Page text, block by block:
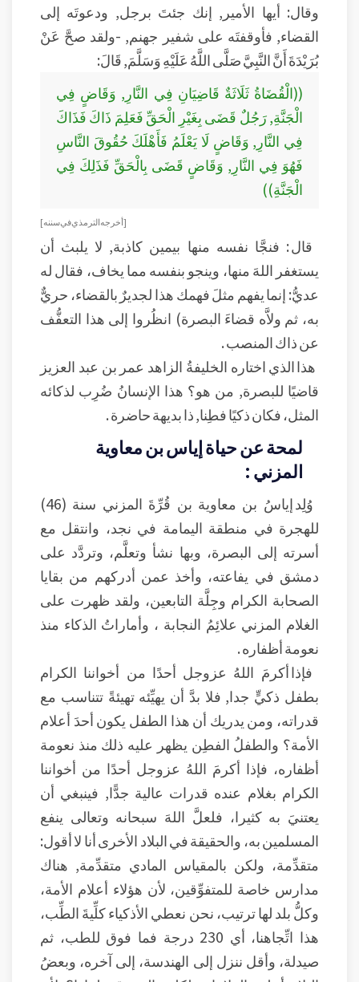
وقال: أيها الأمير, إنك جئتَ برجل, ودعوتَه إلى
القضاء, فأوقفتَه على شفير جهنم, -ولقد صحَّ عَنْ
بُرَيْدَةَ أَنَّ النَّبِيَّ صَلَّى اللَّهُ عَلَيْهِ وَسَلَّمَ, قَالَ:
((الْقُضَاةُ ثَلَاثَةٌ قَاضِيَانِ فِي النَّارِ, وَقَاضٍ فِي
الْجَنَّةِ, رَجُلٌ قَضَى بِغَيْرِ الْحَقِّ فَعَلِمَ ذَاكَ فَذَاكَ
فِي النَّارِ, وَقَاضٍ لَا يَعْلَمُ فَأَهْلَكَ حُقُوقَ النَّاسِ
فَهُوَ فِي النَّارِ, وَقَاضٍ قَضَى بِالْحَقِّ فَذَلِكَ فِي
الْجَنَّةِ))
[أخرجه الترمذي في سننه]
قال : فنجَّا نفسه منها بيمين كاذبة, لا يلبث أن
يستغفر اللهَ منها، وينجو بنفسه مما يخاف، فقال له
عديُّ: إنما يفهم مثلَ فهمك هذا لجديرٌ بالقضاء، حريٌّ
به، ثم ولاَّه قضاءَ البصرة) انظُروا إلى هذا التعفُّف
عن ذاك المنصب .
هذا الذي اختاره الخليفةُ الزاهد عمر بن عبد العزيز
قاضيًا للبصرة, من هو؟ هذا الإنسانُ ضُرِب لذكائه
المثل، فكان ذكيًا فطِنا, ذا بديهة حاضرة .
لمحة عن حياة إياس بن معاوية
المزني :
وُلِد إياسُ بن معاوية بن قُرِّةَ المزني سنة (46)
للهجرة في منطقة اليمامة في نجد، وانتقل مع
أسرته إلى البصرة، وبها نشأ وتعلَّم، وتردَّد على
دمشق في يفاعته، وأخذ عمن أدركهم من بقايا
الصحابة الكرام وجِلَّة التابعين، ولقد ظهرت على
الغلام المزني علائِمُ النجابة ، وأماراتُ الذكاء منذ
نعومة أظفاره .
فإذا أكرمَ اللهُ عزوجل أحدًا من أخواننا الكرام
بطفل ذكيٍّ جدا, فلا بدَّ أن يهيِّئه تهيئةً تتناسب مع
قدراته، ومن يدريك أن هذا الطفل يكون أحدَ أعلام
الأمة؟ والطفلُ الفطِن يظهر عليه ذلك منذ نعومة
أظفاره، فإذا أكرمَ اللهُ عزوجل أحدًا من أخواننا
الكرام بغلام عنده قدرات عالية جدًّا, فينبغي أن
يعتنيَ به كثيرا، فلعلَّ اللهَ سبحانه وتعالى ينفع
المسلمين به، والحقيقة في البلاد الأخرى أنا لا أقول:
متقدِّمة، ولكن بالمقياس المادي متقدِّمة, هناك
مدارس خاصة للمتفوِّقين، لأن هؤلاء أعلام الأمة،
وكلُّ بلد لها ترتيب، نحن نعطي الأذكياء كلِّيةَ الطِّب،
هذا اتِّجاهنا، أي 230 درجة فما فوق للطب، ثم
صيدلة، وأقل ننزل إلى الهندسة، إلى آخره، وبعضُ